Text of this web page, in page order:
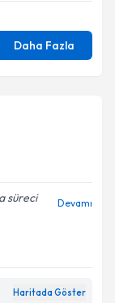
Daha Fazla
süreci
Devamı
Haritada Göster